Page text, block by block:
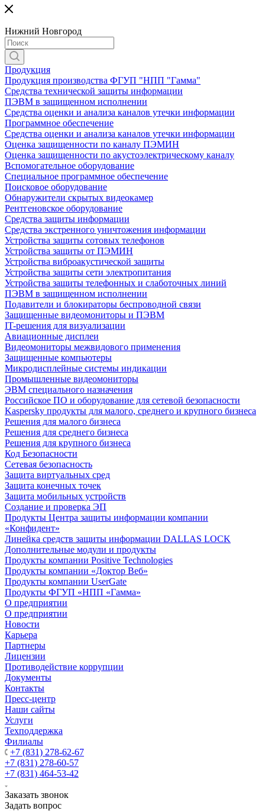
Нижний Новгород
Продукция
Продукция производства ФГУП "НПП "Гамма"
Средства технической защиты информации
ПЭВМ в защищенном исполнении
Средства оценки и анализа каналов утечки информации
Программное обеспечение
Средства оценки и анализа каналов утечки информации
Оценка защищенности по каналу ПЭМИН
Оценка защищенности по акустоэлектрическому каналу
Вспомогательное оборудование
Специальное программное обеспечение
Поисковое оборудование
Обнаружители скрытых видеокамер
Рентгеновское оборудование
Средства защиты информации
Средства экстренного уничтожения информации
Устройства защиты сотовых телефонов
Устройства защиты от ПЭМИН
Устройства виброакустической защиты
Устройства защиты сети электропитания
Устройства защиты телефонных и слаботочных линий
ПЭВМ в защищенном исполнении
Подавители и блокираторы беспроводной связи
Защищенные видеомониторы и ПЭВМ
IT-решения для визуализации
Авиационные дисплеи
Видеомониторы межвидового применения
Защищенные компьютеры
Микродисплейные системы индикации
Промышленные видеомониторы
ЭВМ специального назначения
Российское ПО и оборудование для сетевой безопасности
Kaspersky продукты для малого, среднего и крупного бизнеса
Решения для малого бизнеса
Решения для среднего бизнеса
Решения для крупного бизнеса
Код Безопасности
Сетевая безопасность
Защита виртуальных сред
Защита конечных точек
Защита мобильных устройств
Создание и проверка ЭП
Продукты Центра защиты информации компании
«Конфидент»
Линейка средств защиты информации DALLAS LOCK
Дополнительные модули и продукты
Продукты компании Positive Technologies
Продукты компании «Доктор Веб»
Продукты компании UserGate
Продукты ФГУП «НПП «Гамма»
О предприятии
О предприятии
Новости
Карьера
Партнеры
Лицензии
Противодействие коррупции
Документы
Контакты
Пресс-центр
Наши сайты
Услуги
Техподдержка
Филиалы
+7 (831) 278-62-67
+7 (831) 278-60-57
+7 (831) 464-53-42
Заказать звонок
Задать вопрос